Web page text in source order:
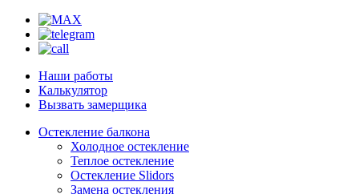
Наши работы
Калькулятор
Вызвать замерщика
Остекление балкона
Холодное остекление
Теплое остекление
Остекление Slidors
Замена остекления